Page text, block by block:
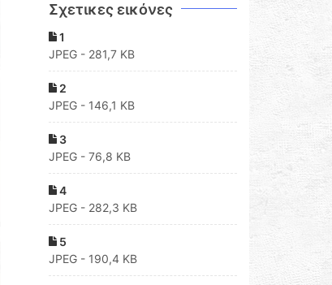
Σχετικες εικόνες
1
JPEG - 281,7 KB
2
JPEG - 146,1 KB
3
JPEG - 76,8 KB
4
JPEG - 282,3 KB
5
JPEG - 190,4 KB